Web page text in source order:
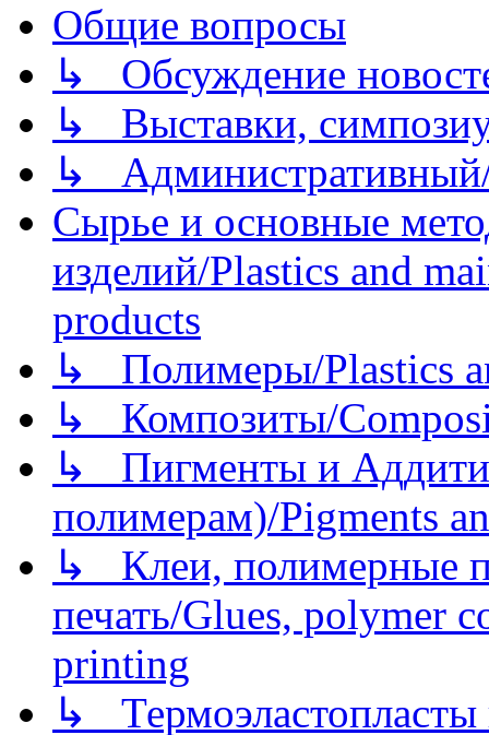
Общие вопросы
↳ Обсуждение
↳ Выставки,
↳
Сырье и основные
изделий/Plastics and
products
↳ Полимеры/Plastics
↳ Композиты/
↳ Пигменты и
полимерам)/Pigments
↳ Клеи, полимерные
печать/Glues, polymer
printing
↳